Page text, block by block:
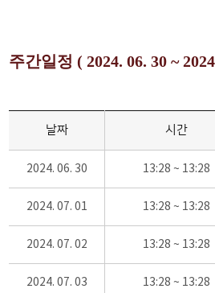
주간일정 ( 2024. 06. 30 ~
날짜 시간
2024. 06. 30 13:28 ~ 13:28
2024. 07. 01 13:28 ~ 13:28
2024. 07. 02 13:28 ~ 13:28
2024. 07. 03 13:28 ~ 13:28